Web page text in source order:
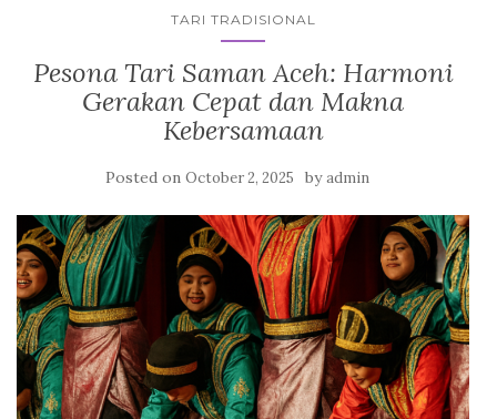
TARI TRADISIONAL
Pesona Tari Saman Aceh: Harmoni
Gerakan Cepat dan Makna
Kebersamaan
Posted on October 2, 2025 byadmin